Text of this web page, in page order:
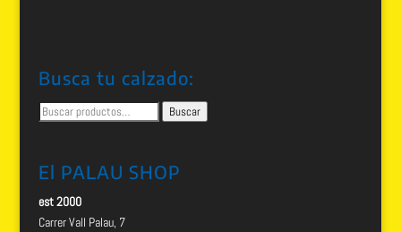
Busca tu calzado:
Buscar
por:
Buscar
El PALAU SHOP
est 2000
Carrer Vall Palau, 7